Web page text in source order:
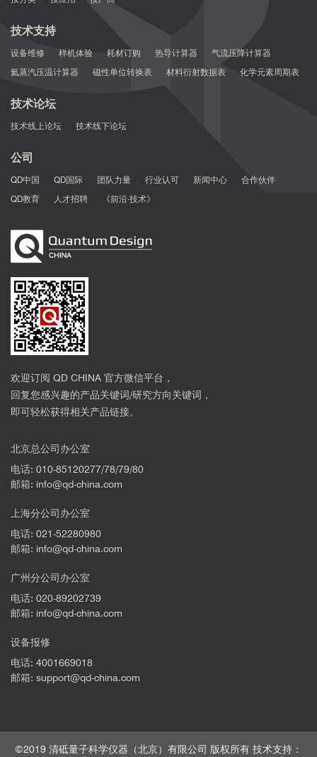
■ Nature Communications：纳米接触磁隧道
结中自旋转移力矩驱动的高阶传播自旋波
6 8
[7]
技术支持
设备维修 样机体验 耗材订购 热导计算器
气流压降计算器
氦蒸汽压温计算器
磁性单位转换表 材料衍射数据表 化学元素周期表
技术论坛
技术线上论坛 技术线下论坛
公司
QD中国 QD国际 团队力量 行业认可 新闻中心
合作伙伴
QD教育
人才招聘 《前沿·技术》
欢迎订阅 QD CHINA 官方微信平台，
回复您感兴趣的产品关键词/研究方向关键词，
即可轻松获得相关产品链接。
北京总公司办公室
电话: 010-85120277/78/79/80
邮箱: info@qd-china.com
上海分公司办公室
电话: 021-52280980
邮箱: info@qd-china.com
广州分公司办公室
电话: 020-89202739
邮箱: info@qd-china.com
设备报修
电话: 4001669018
邮箱: support@qd-china.com
©2019 清砥量子科学仪器（北京）有限公司 版权所有 技术支持：